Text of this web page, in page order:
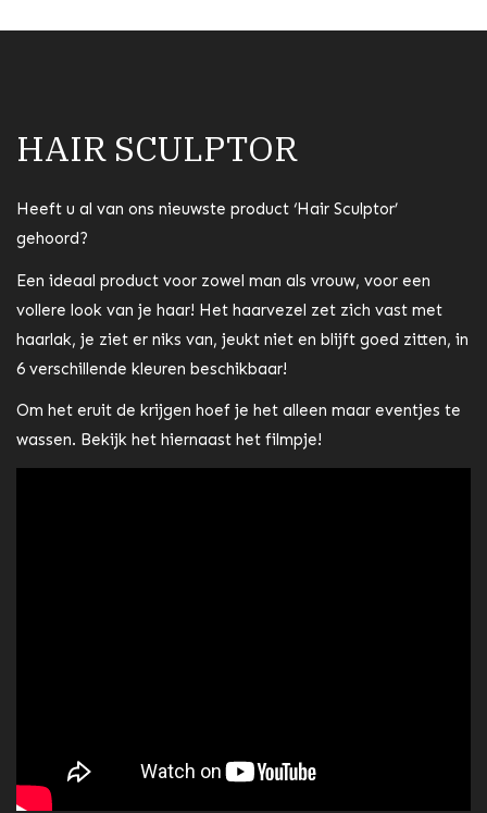
HAIR SCULPTOR
Heeft u al van ons nieuwste product ‘Hair Sculptor’
gehoord?
Een ideaal product voor zowel man als vrouw, voor een
vollere look van je haar! Het haarvezel zet zich vast met
haarlak, je ziet er niks van, jeukt niet en blijft goed zitten, in
6 verschillende kleuren beschikbaar!
Om het eruit de krijgen hoef je het alleen maar eventjes te
wassen. Bekijk het hiernaast het filmpje!